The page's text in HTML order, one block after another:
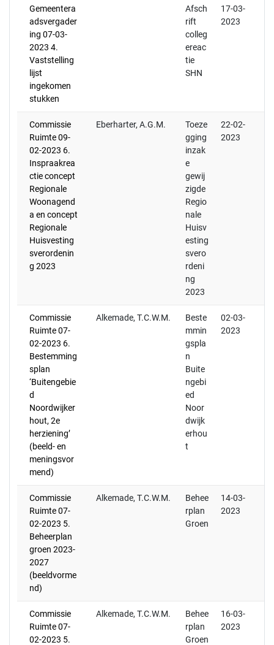
Gemeentera
adsvergader
ing 07-03-
2023 4.
Vaststelling
lijst
ingekomen
stukken
Afsch
rift
colleg
ereac
tie
SHN
17-03-
2023
Commissie
Ruimte 09-
02-2023 6.
Inspraakrea
ctie concept
Regionale
Woonagend
a en concept
Regionale
Huisvesting
sverordenin
g 2023
Eberharter, A.G.M.
Toeze
gging
inzak
e
gewij
zigde
Regio
nale
Huisv
esting
svero
rdeni
ng
2023
22-02-
2023
Commissie
Ruimte 07-
02-2023 6.
Bestemming
splan
‘Buitengebie
d
Noordwijker
hout, 2e
herziening’
(beeld- en
meningsvor
mend)
Alkemade, T.C.W.M.
Beste
mmin
gspla
n
Buite
ngebi
ed
Noor
dwijk
erhou
t
02-03-
2023
Commissie
Ruimte 07-
02-2023 5.
Beheerplan
groen 2023-
2027
(beeldvorme
nd)
Alkemade, T.C.W.M.
Behee
rplan
Groen
14-03-
2023
Commissie
Ruimte 07-
02-2023 5.
Alkemade, T.C.W.M.
Behee
rplan
Groen
16-03-
2023